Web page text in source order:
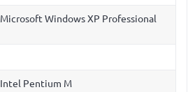
Microsoft Windows XP Professional
Intel Pentium M